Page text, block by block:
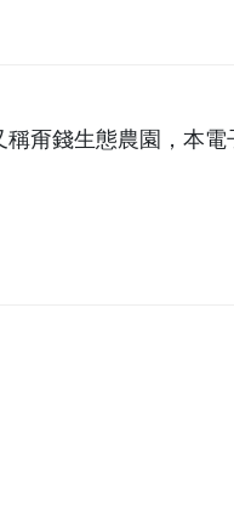
甭錢生態農園，本